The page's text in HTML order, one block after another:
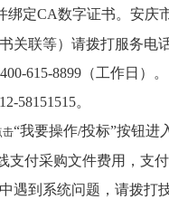
绑定CA数字证书。安庆
关联等）请拨打服务电
615-8899（工作日）。
58151515。
击“我要操作/投标”按钮进
支付采购文件费用，支
遇到系统问题，请拨打